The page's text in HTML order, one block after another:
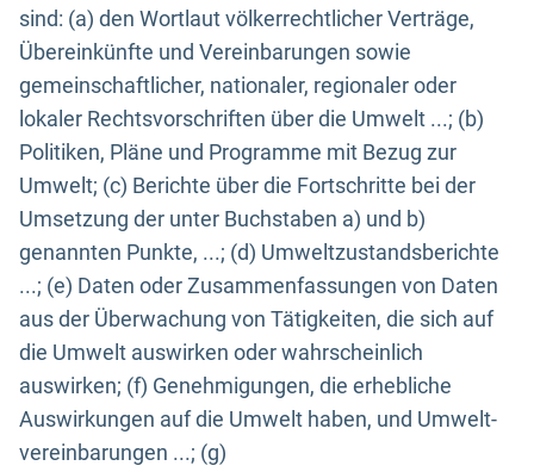
sind: (a) den Wortlaut völkerrechtlicher Verträge,
Übereinkünfte und Vereinbarungen sowie
gemeinschaftlicher, nationaler, regionaler oder
lokaler Rechtsvorschriften über die Umwelt ...; (b)
Politiken, Pläne und Programme mit Bezug zur
Umwelt; (c) Berichte über die Fortschritte bei der
Umsetzung der unter Buchstaben a) und b)
genannten Punkte, ...; (d) Umweltzustandsberichte
...; (e) Daten oder Zusammenfassungen von Daten
aus der Überwachung von Tätigkeiten, die sich auf
die Umwelt auswirken oder wahrscheinlich
auswirken; (f) Genehmigungen, die erhebliche
Auswirkungen auf die Umwelt haben, und Umwelt-
vereinbarungen ...; (g)